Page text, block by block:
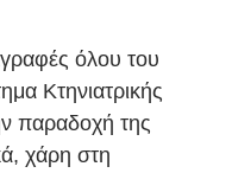
όλου του
Κτηνιατρικής
παραδοχή της
χάρη στη